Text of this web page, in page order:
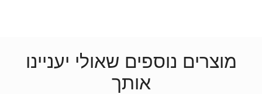
מוצרים נוספים שאולי יעניינו
אותך